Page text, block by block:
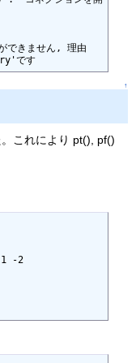
です
↑
これにより pt(), pf()
-2